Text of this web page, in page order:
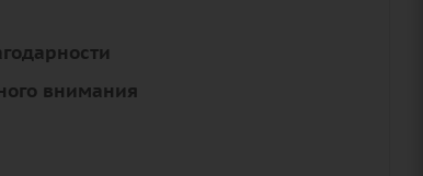
внимания